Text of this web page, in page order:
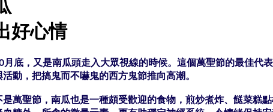
好心情
月底，又是南瓜頭走入大眾視線的時候。這個萬聖節的最佳代
動，把搞鬼而不嚇鬼的西方鬼節推向高潮。
是萬聖節，南瓜也是一種頗受歡迎的食物，煎炒煮炸、餸菜糕